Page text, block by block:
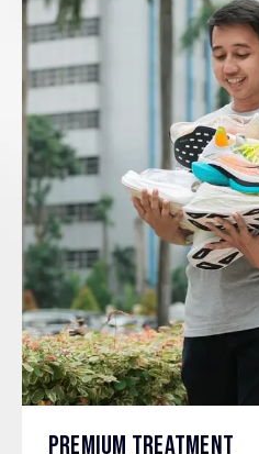
PREMIUM TREATMENT